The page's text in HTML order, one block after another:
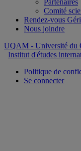
Partenaires
Comité
Rendez-vous
Nous joindre
UQAM - Université du
Institut d'études
Politique de
Se connecter